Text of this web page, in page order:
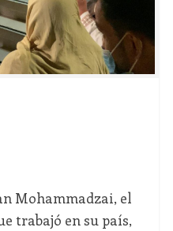
Mohammadzai, el
trabajó en su país,